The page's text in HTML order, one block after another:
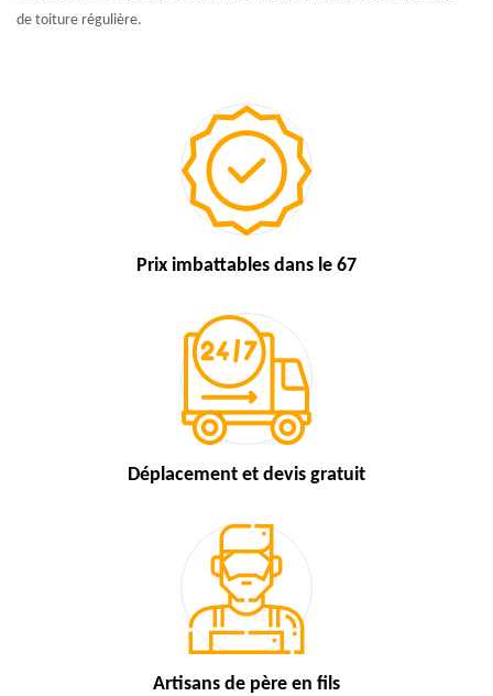
de toiture régulière.
Prix imbattables dans le 67
Déplacement et devis gratuit
Artisans de père en fils